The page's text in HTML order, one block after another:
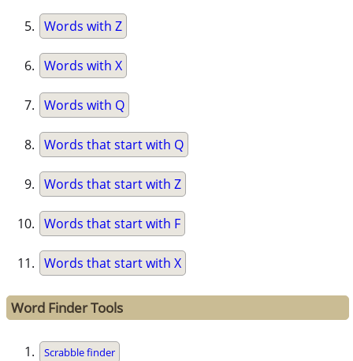
Words with Z
Words with X
Words with Q
Words that start with Q
Words that start with Z
Words that start with F
Words that start with X
Word Finder Tools
Scrabble finder